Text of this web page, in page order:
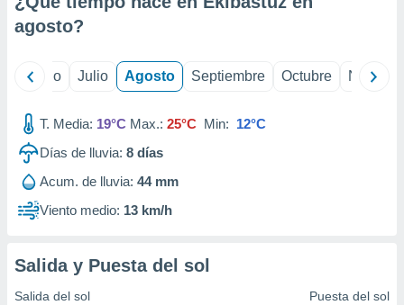
e
publicidad
publicidad
de
agosto?
Junio Julio Agosto Septiembre Octubre
T. Media: 19°C Max.: 25°C Min: 12°C
Días de lluvia: 8 días
Acum. de lluvia: 44 mm
Viento medio: 13 km/h
Salida y Puesta del sol
Salida del sol Puesta del sol